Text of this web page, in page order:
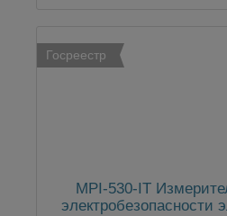
Госреестр
MPI-530-IT
электробезопасности